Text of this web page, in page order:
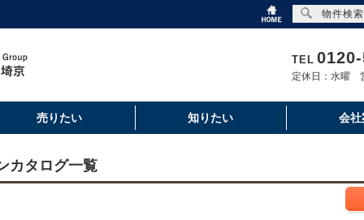
TEL
定休日：水曜
売りたい 知りたい 会社
カタログ一覧
物件検索